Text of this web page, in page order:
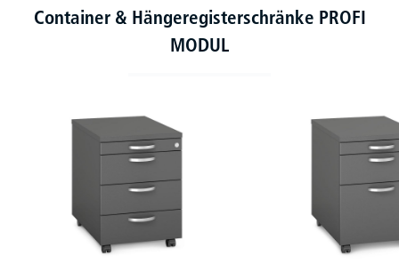
Container & Hängeregisterschränke PROFI
MODUL
Produktgalerie überspringen